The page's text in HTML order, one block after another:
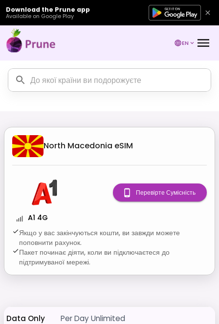
Download the Prune app
Available on Google Play
EN
North Macedonia eSIM
A1 4G
Якщо у вас закінчуються кошти, ви завжди можете
поповнити рахунок.
Пакет починає діяти, коли ви підключаєтеся до
підтримуваної мережі.
Перевірте Сумісність
Data Only Per Day Unlimited